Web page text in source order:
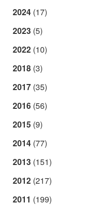
2024 (17)
2023 (5)
2022 (10)
2018 (3)
2017 (35)
2016 (56)
2015 (9)
2014 (77)
2013 (151)
2012 (217)
2011 (199)